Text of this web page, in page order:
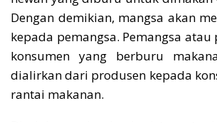
Dengan demikian, mangsa akan
kepada pemangsa. Pemangsa
konsumen yang berburu
dialirkan dari produsen kepada
rantai makanan.